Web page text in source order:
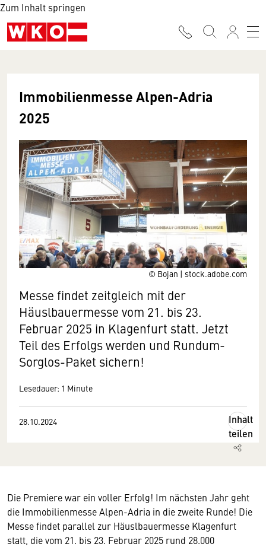
Zum Inhalt springen
© Bojan | stock.adobe.com
Immobilienmesse Alpen-Adria
2025
Messe findet zeitgleich mit der
Häuslbauermesse vom 21. bis 23.
Februar 2025 in Klagenfurt statt. Jetzt
Teil des Erfolgs werden und Rundum-
Sorglos-Paket sichern!
Lesedauer: 1 Minute
28.10.2024
Inhalt
teilen
Die Premiere war ein voller Erfolg! Im nächsten Jahr geht
die Immobilienmesse Alpen-Adria in die zweite Runde! Die
Messe findet parallel zur Häuslbauermesse Klagenfurt
statt, die vom 21. bis 23. Februar 2025 rund 28.000